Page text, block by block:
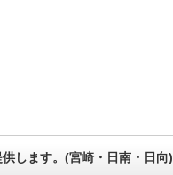
します。(宮崎・日南・日向)